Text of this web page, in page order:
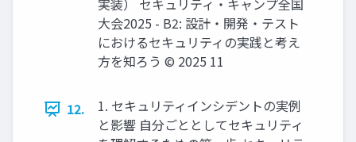
実装） セキュリティ・キャンプ全国
大会2025 - B2: 設計・開発・テスト
におけるセキュリティの実践と考え
方を知ろう © 2025 11
12.
1. セキュリティインシデントの実例
と影響 自分ごととしてセキュリティ